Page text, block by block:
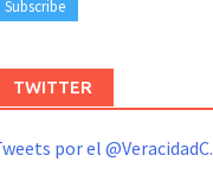
TWITTER
por el @VeracidadC.